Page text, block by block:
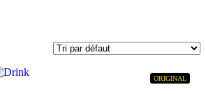
ORIGINAL